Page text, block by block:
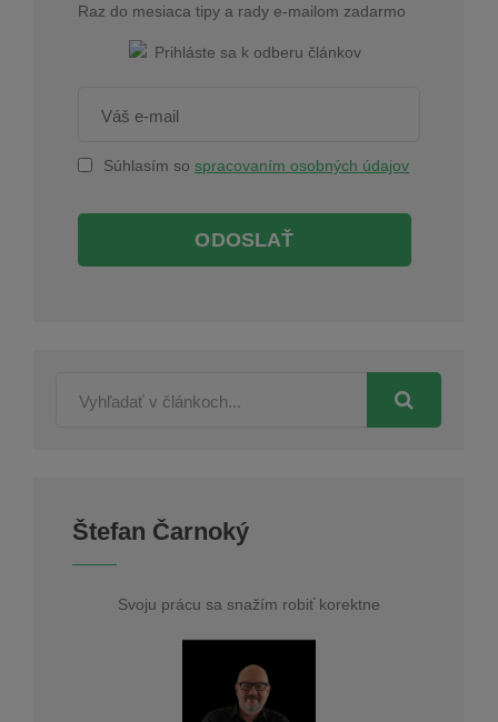
Raz do mesiaca tipy a rady e-mailom zadarmo
Súhlasím so spracovaním osobných údajov
ODOSLAŤ
Štefan Čarnoký
Svoju prácu sa snažím robiť korektne